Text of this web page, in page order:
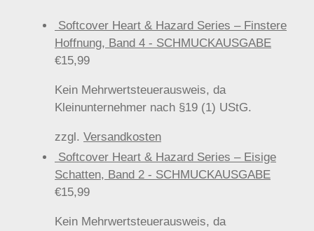
Softcover Heart & Hazard Series – Finstere
Hoffnung, Band 4 - SCHMUCKAUSGABE
€15,99
Kein Mehrwertsteuerausweis, da
Kleinunternehmer nach §19 (1) UStG.
zzgl. Versandkosten
Softcover Heart & Hazard Series – Eisige
Schatten, Band 2 - SCHMUCKAUSGABE
€15,99
Kein Mehrwertsteuerausweis, da